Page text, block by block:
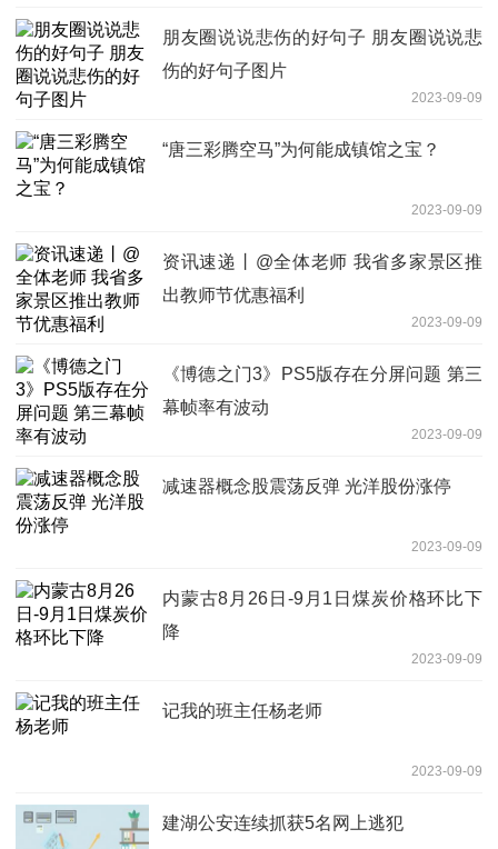
朋友圈说说悲伤的好句子 朋友圈说说悲
伤的好句子图片
2023-09-09
“唐三彩腾空马”为何能成镇馆之宝？
2023-09-09
资讯速递丨@全体老师 我省多家景区推
出教师节优惠福利
2023-09-09
《博德之门3》PS5版存在分屏问题 第三
幕帧率有波动
2023-09-09
减速器概念股震荡反弹 光洋股份涨停
2023-09-09
内蒙古8月26日-9月1日煤炭价格环比下
降
2023-09-09
记我的班主任杨老师
2023-09-09
建湖公安连续抓获5名网上逃犯